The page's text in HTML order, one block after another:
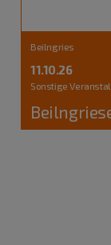
Beilngries
11.10.26
Sonstige